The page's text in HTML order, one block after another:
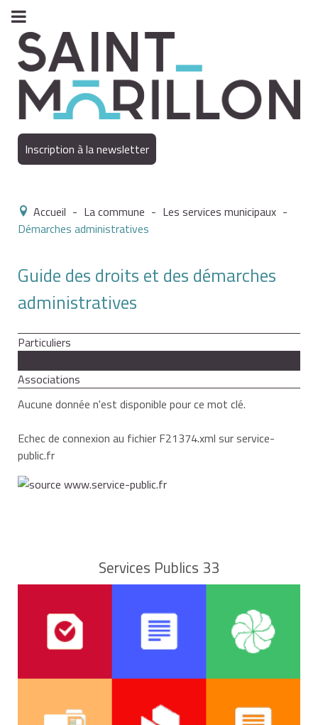
Inscription à la newsletter
Accueil - La commune - Les services municipaux -
Démarches administratives
Guide des droits et des démarches
administratives
Particuliers
Associations
Aucune donnée n'est disponible pour ce mot clé.
Echec de connexion au fichier F21374.xml sur service-
public.fr
Services Publics 33